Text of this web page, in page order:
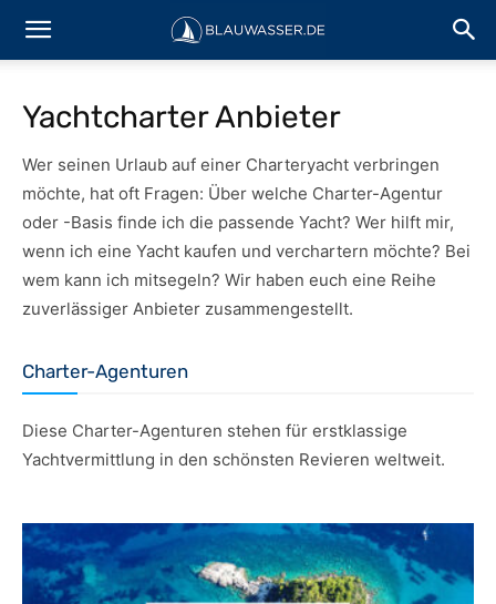
Yachtcharter Anbieter
Wer seinen Urlaub auf einer Charteryacht verbringen
möchte, hat oft Fragen: Über welche Charter-Agentur
oder -Basis finde ich die passende Yacht? Wer hilft mir,
wenn ich eine Yacht kaufen und verchartern möchte? Bei
wem kann ich mitsegeln? Wir haben euch eine Reihe
zuverlässiger Anbieter zusammengestellt.
Charter-Agenturen
Diese Charter-Agenturen stehen für erstklassige
Yachtvermittlung in den schönsten Revieren weltweit.